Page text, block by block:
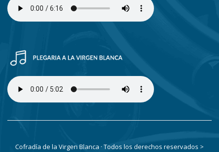
Cofradía de la Virgen Blanca · Todos los derechos reservados >